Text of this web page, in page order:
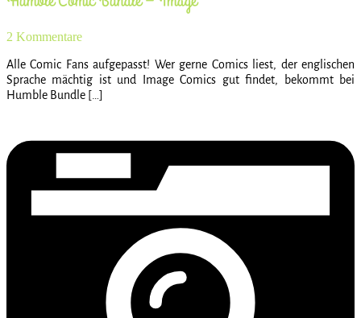
2 Kommentare
Alle Comic Fans aufgepasst! Wer gerne Comics liest, der englischen
Sprache mächtig ist und Image Comics gut findet, bekommt bei
Humble Bundle […]